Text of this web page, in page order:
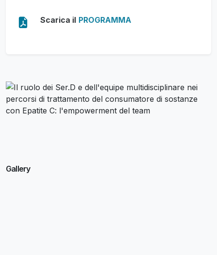
Scarica il PROGRAMMA
Gallery